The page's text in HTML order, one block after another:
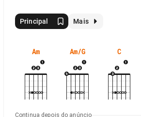
Principal Mais
Am Am/G C
Continua depois do anúncio